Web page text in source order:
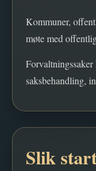
Kommuner,
møte med
saksbehandling,
Slik